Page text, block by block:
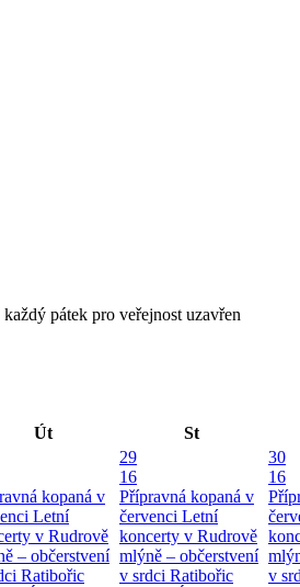
pátek pro veřejnost uzavřen
Út
St
kopaná v
Letní
v Rudrově
– občerstvení
Ratibořic
29
16
Přípravná kopaná v
červenci Letní
koncerty v Rudrově
mlýně – občerstvení
v srdci Ratibořic
30
16
v